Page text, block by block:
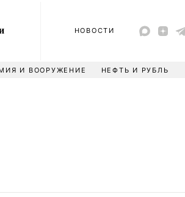
НОВОСТИ
И ВООРУЖЕНИЕ НЕФТЬ И РУБЛЬ